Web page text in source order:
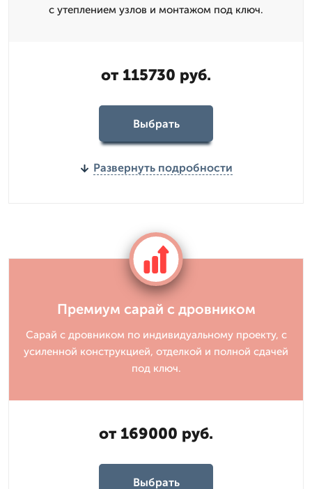
с утеплением узлов и монтажом под ключ.
от 115730 руб.
Выбрать
Развернуть подробности
Премиум сарай с дровником
Сарай с дровником по индивидуальному проекту, с
усиленной конструкцией, отделкой и полной сдачей
под ключ.
от 169000 руб.
Выбрать